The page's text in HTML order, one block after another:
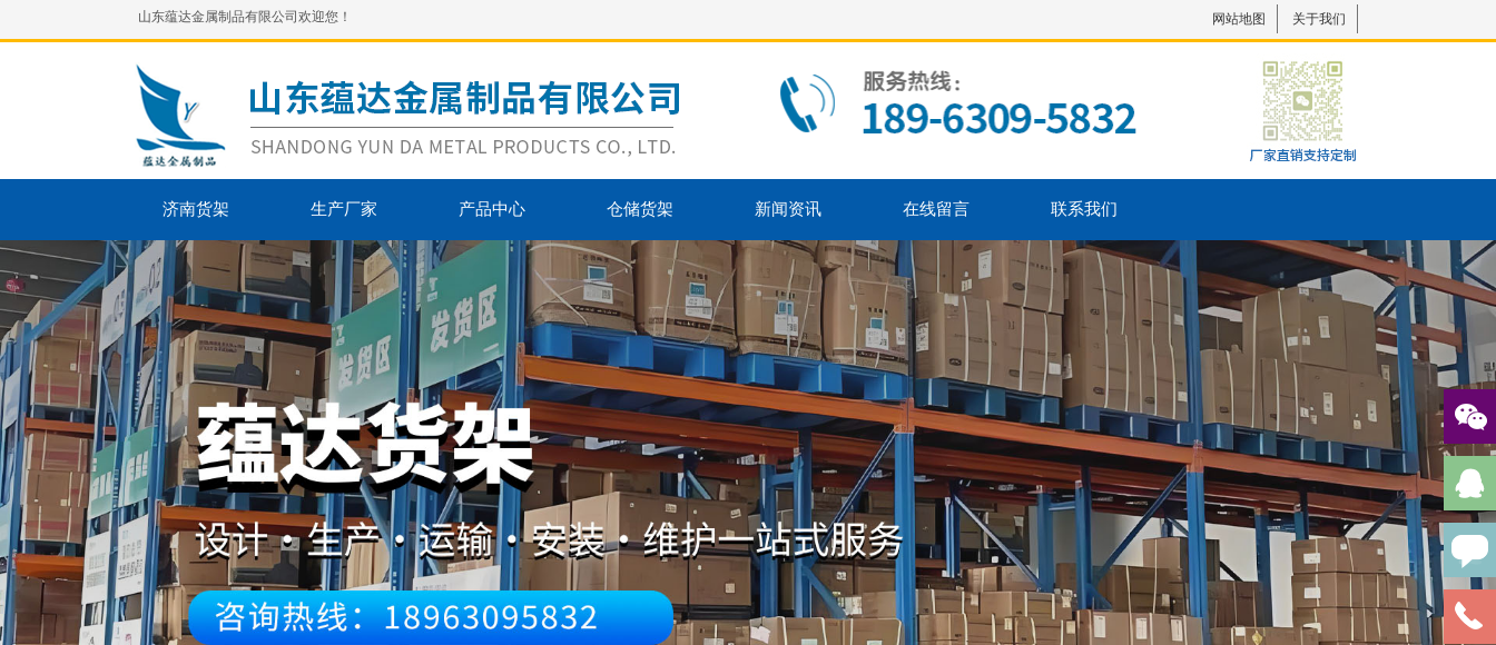
山东蕴达金属制品有限公司欢迎您！ 网站地图 关于我们
济南货架 生产厂家 产品中心 仓储货架 新闻资讯 在线留言 联系我们